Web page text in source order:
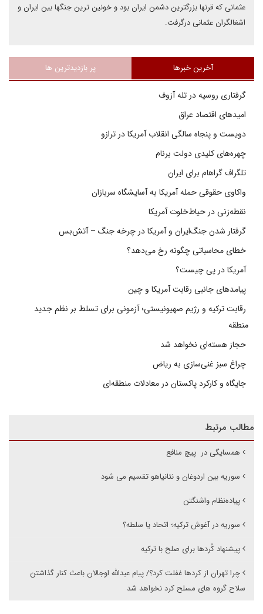
عثمانی که قرنها بزرگترین دشمن ایران بود و خونین ترین جنگها بین ایران و
اشغالگران عثمانی درگرفت.
آخرین خبرها پر بازدیدترین ها
گرفتاری روسیه در تله آزوف
امیدهای اقتصاد عراق
دویست و پنجاه سالگی انقلاب آمریکا در ترازو
چهره‌های کلیدی دولت برنام
تلگراف گراهام برای ایران
واکاوی حقوقی حمله آمریکا به آسایشگاه سربازان
نقطه‌زنی در حیاط‌خلوت آمریکا
گرفتار شدن جنگ‌ایران و آمریکا در چرخه جنگ – آتش‌بس
خطای محاسباتی چگونه رخ می‌دهد؟
آمریکا در پی چیست؟
پیامدهای جانبی رقابت آمریکا و چین
رقابت ترکیه و رژیم صهیونیستی؛ آزمونی برای تسلط بر نظم جدید
منطقه
حجاز هسته‌ای نخواهد شد
چراغ سبز غنی‌سازی به ریاض
جایگاه و کارکرد پاکستان در معادلات منطقه‌ای
مطالب مرتبط
همسایگی در پیچ منافع
سوریه بین اردوغان و نتانیاهو تقسیم می شود
پیاده‌نظام واشنگتن
سوریه در آغوش ترکیه؛ اتحاد یا سلطه؟
پیشنهاد کُردها برای صلح با ترکیه
چرا تهران از کردها غفلت کرد؟/ پیام عبدالله اوجالان باعث کنار گذاشتن
سلاح گروه های مسلح کرد نخواهد شد